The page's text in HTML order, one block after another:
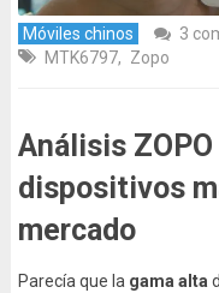
Móviles chinos 3
MTK6797, Zopo
Análisis
dispositivos
mercado
Parecía que la gama alta